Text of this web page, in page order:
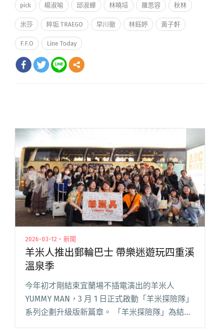
pick 楊淑喻 邱淑蟬 林曉培 羅思容 秋林
米莎 粹垢 TRAEGO 早川徹 林鈺婷 黃子軒
F.F.O Line Today
2026-03-12・新聞
羊米人推出郵輪巴士 帶樂迷遊玩四重溪
溫泉季
今年初才剛結束宜蘭場不插電演出的羊米人
YUMMY MAN，3 月 1 日正式啟動「羊米探險隊」
系列企劃升級版新篇章。 「羊米探險隊」為結合
美食及音樂的互動企劃，帶領粉絲走訪各地品嚐